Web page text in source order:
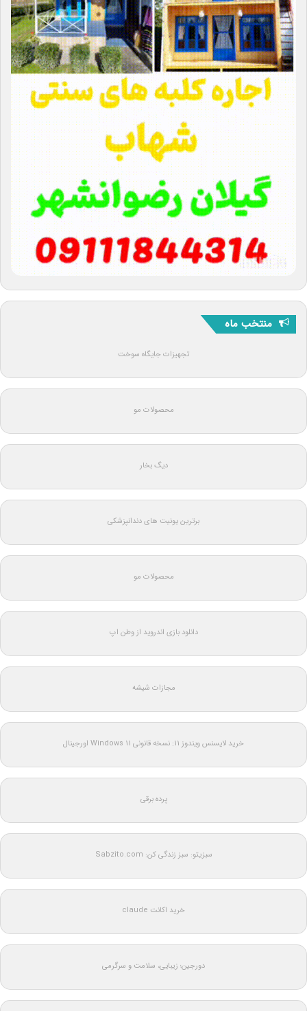
منتخب ماه
تجهیزات جایگاه سوخت
محصولات مو
دیگ بخار
برترین یونیت های دندانپزشکی
محصولات مو
دانلود بازی اندروید از وطن اپ
مجازات شیشه
خرید لایسنس ویندوز 11: نسخه قانونی Windows 11 اورجینال
پرده برقی
سبزیتو: سبز زندگی کن: Sabzito.com
خرید اکانت claude
دورجین؛ زیبایی، سلامت و سرگرمی